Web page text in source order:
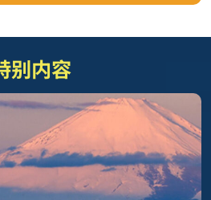
别内容